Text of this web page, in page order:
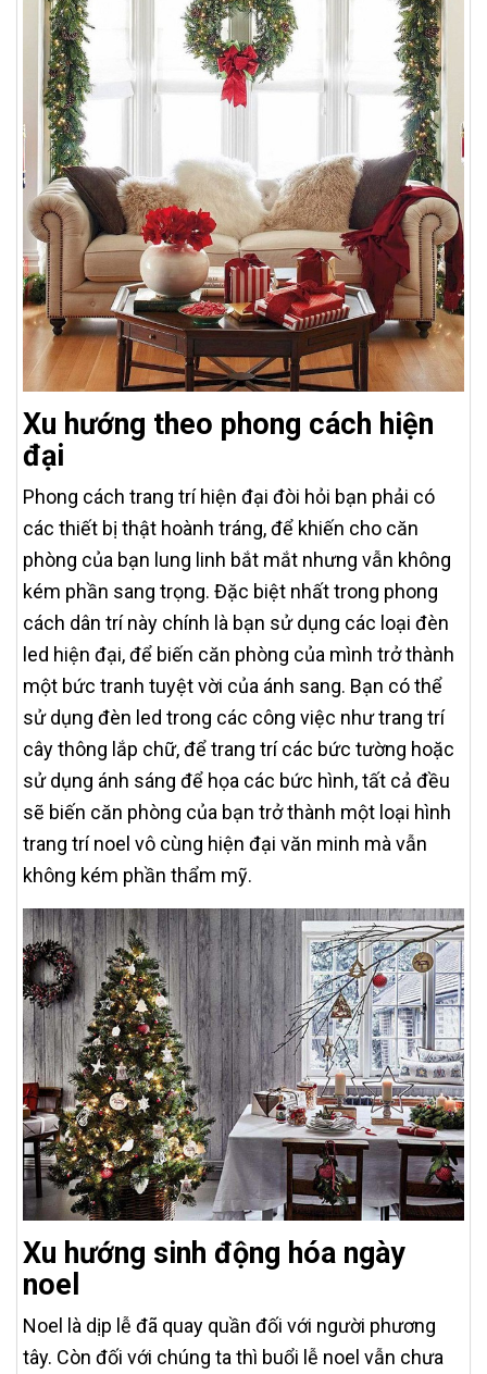
Xu hướng theo phong cách hiện
đại
Phong cách trang trí hiện đại đòi hỏi bạn phải có
các thiết bị thật hoành tráng, để khiến cho căn
phòng của bạn lung linh bắt mắt nhưng vẫn không
kém phần sang trọng. Đặc biệt nhất trong phong
cách dân trí này chính là bạn sử dụng các loại đèn
led hiện đại, để biến căn phòng của mình trở thành
một bức tranh tuyệt vời của ánh sang. Bạn có thể
sử dụng đèn led trong các công việc như trang trí
cây thông lắp chữ, để trang trí các bức tường hoặc
sử dụng ánh sáng để họa các bức hình, tất cả đều
sẽ biến căn phòng của bạn trở thành một loại hình
trang trí noel vô cùng hiện đại văn minh mà vẫn
không kém phần thẩm mỹ.
Xu hướng sinh động hóa ngày
noel
Noel là dịp lễ đã quay quần đối với người phương
tây. Còn đối với chúng ta thì buổi lễ noel vẫn chưa